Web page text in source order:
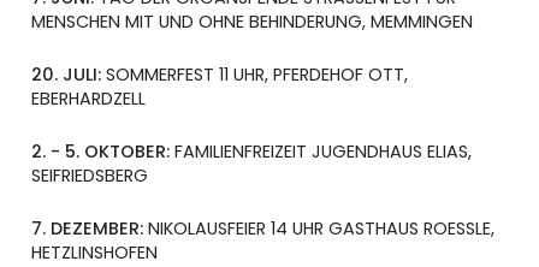
MENSCHEN MIT UND OHNE BEHINDERUNG, MEMMINGEN
20. JULI: SOMMERFEST 11 UHR, PFERDEHOF OTT,
EBERHARDZELL
2. - 5. OKTOBER: FAMILIENFREIZEIT JUGENDHAUS ELIAS,
SEIFRIEDSBERG
7. DEZEMBER: NIKOLAUSFEIER 14 UHR GASTHAUS ROESSLE,
HETZLINSHOFEN